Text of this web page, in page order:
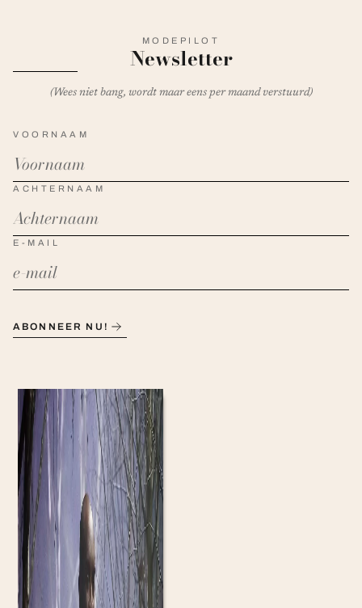
MODEPILOT
Newsletter
(Wees niet bang, wordt maar eens per maand verstuurd)
VOORNAAM
ACHTERNAAM
E-MAIL
ABONNEER NU!